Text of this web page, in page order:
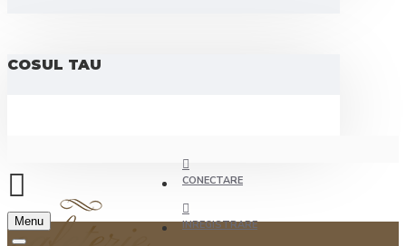
COSUL TAU
CONECTARE
INREGISTRARE
Menu